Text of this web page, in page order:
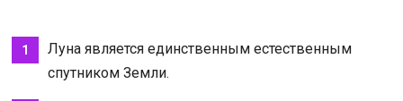
Луна является единственным естественным
спутником Земли.